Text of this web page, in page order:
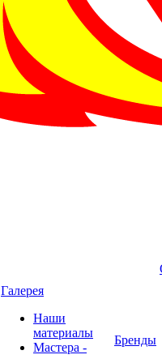
Галерея
Наши
материалы
Мастера -
Бренды